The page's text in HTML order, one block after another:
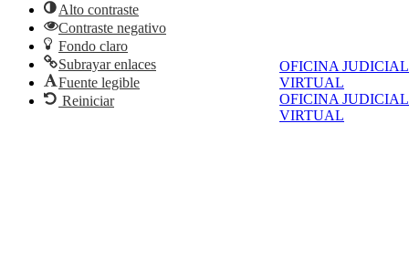
OFICINA JUDICIAL
VIRTUAL
OFICINA JUDICIAL
VIRTUAL
Alto contraste
Contraste negativo
Fondo claro
Subrayar enlaces
Fuente legible
Reiniciar